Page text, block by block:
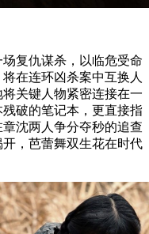
复仇谋杀，以临危受命
在连环凶杀案中互换人
关键人物紧密连接在一
破的笔记本，更直接指
沈两人争分夺秒的追查
，芭蕾舞双生花在时代